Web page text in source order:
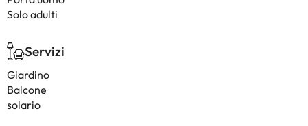
Solo adulti
Servizi
Giardino
Balcone
solario